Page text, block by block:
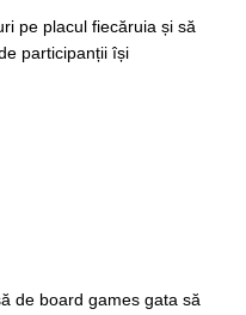
pe placul fiecăruia și să
participanții își
de board games gata să